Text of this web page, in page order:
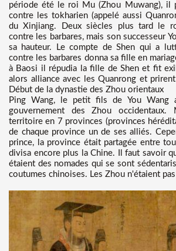
période été le roi Mu (Zhou Muwang), il
contre les tokharien (appelé aussi
du Xinjiang. Deux siècles plus tard le
contre les barbares, mais son successeur
sa hauteur. Le compte de Shen qui a
contre les barbares donna sa fille en
à Baosi il répudia la fille de Shen et fit
alors alliance avec les Quanrong et
Début de la dynastie des Zhou orientaux
Ping Wang, le petit fils de You Wang
gouvernement des Zhou
territoire en 7 provinces (provinces
de chaque province un de ses alliés.
prince, la province était partagée entre
divisa encore plus la Chine. Il faut savoir
étaient des nomades qui se sont
coutumes chinoises. Les Zhou n'étaient